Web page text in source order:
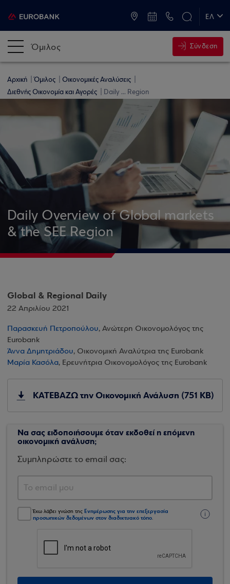
ΕΛ
Όμιλος Σύνδεση
Αρχική Όμιλος
Οικονομικές Αναλύσεις
Διεθνής Οικονομία και Αγορές
Daily ... Region
Daily Overview of Global markets
& the SEE Region
Global & Regional Daily
22 Απριλίου 2021
Παρασκευή Πετροπούλου, Ανώτερη Οικονομολόγος της
Eurobank
Άννα Δημητριάδου, Οικονομική Αναλύτρια της Eurobank
Μαρία Κασόλα, Ερευνήτρια Οικονομολόγος της Eurobank
ΚΑΤΕΒΑΖΩ την Οικονομική Ανάλυση (751 KB)
Να σας ειδοποιήσουμε όταν εκδοθεί η επόμενη
οικονομική ανάλυση;
Συμπληρώστε το email σας:
Έχω λάβει γνώση της Ενημέρωσης για την επεξεργασία
προσωπικών δεδομένων στον διαδικτυακό τόπο.